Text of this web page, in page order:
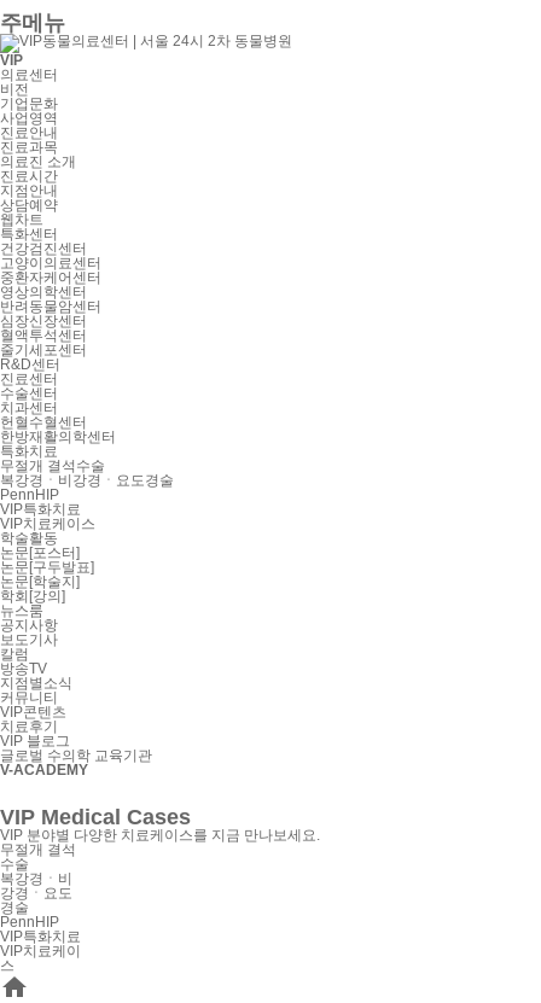
주메뉴
VIP
의료센터
비전
기업문화
사업영역
진료안내
진료과목
의료진 소개
진료시간
지점안내
상담예약
웹차트
특화센터
건강검진센터
고양이의료센터
중환자케어센터
영상의학센터
반려동물암센터
심장신장센터
혈액투석센터
줄기세포센터
R&D센터
진료센터
수술센터
치과센터
헌혈수혈센터
한방재활의학센터
특화치료
무절개 결석수술
복강경ㆍ비강경ㆍ요도경술
PennHIP
VIP특화치료
VIP치료케이스
학술활동
논문[포스터]
논문[구두발표]
논문[학술지]
학회[강의]
뉴스룸
공지사항
보도기사
칼럼
방송TV
지점별소식
커뮤니티
VIP콘텐츠
치료후기
VIP 블로그
글로벌 수의학 교육기관
V-ACADEMY
VIP Medical Cases
VIP 분야별 다양한 치료케이스를 지금 만나보세요.
무절개 결석
수술
복강경ㆍ비
강경ㆍ요도
경술
PennHIP
VIP특화치료
VIP치료케이
스
